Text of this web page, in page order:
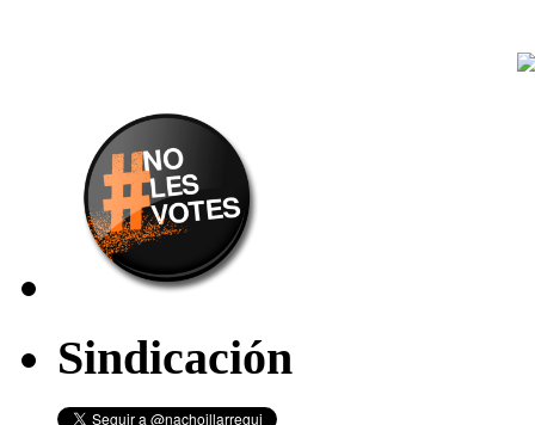
Sindicación